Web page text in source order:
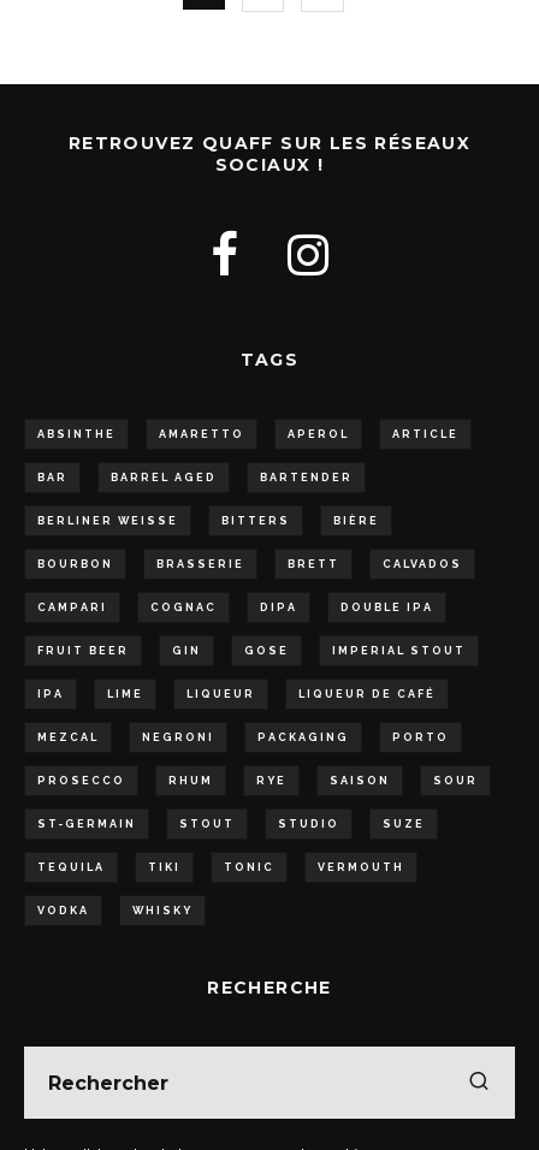
RETROUVEZ QUAFF SUR LES RÉSEAUX
SOCIAUX !
TAGS
ABSINTHE AMARETTO APEROL ARTICLE
BAR BARREL AGED BARTENDER
BERLINER WEISSE BITTERS BIÈRE
BOURBON BRASSERIE BRETT CALVADOS
CAMPARI COGNAC DIPA DOUBLE IPA
FRUIT BEER GIN GOSE IMPERIAL STOUT
IPA LIME LIQUEUR LIQUEUR DE CAFÉ
MEZCAL NEGRONI PACKAGING PORTO
PROSECCO RHUM RYE SAISON SOUR
ST-GERMAIN STOUT STUDIO SUZE
TEQUILA TIKI TONIC VERMOUTH
VODKA WHISKY
RECHERCHE